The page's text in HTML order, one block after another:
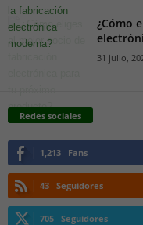
¿Cómo
31 julio,
Redes sociales
1,213 Fans
43 Seguidores
705 Seguidores